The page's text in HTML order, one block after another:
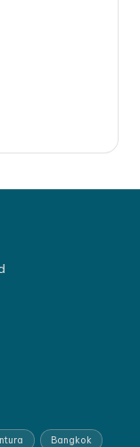
Bangkok